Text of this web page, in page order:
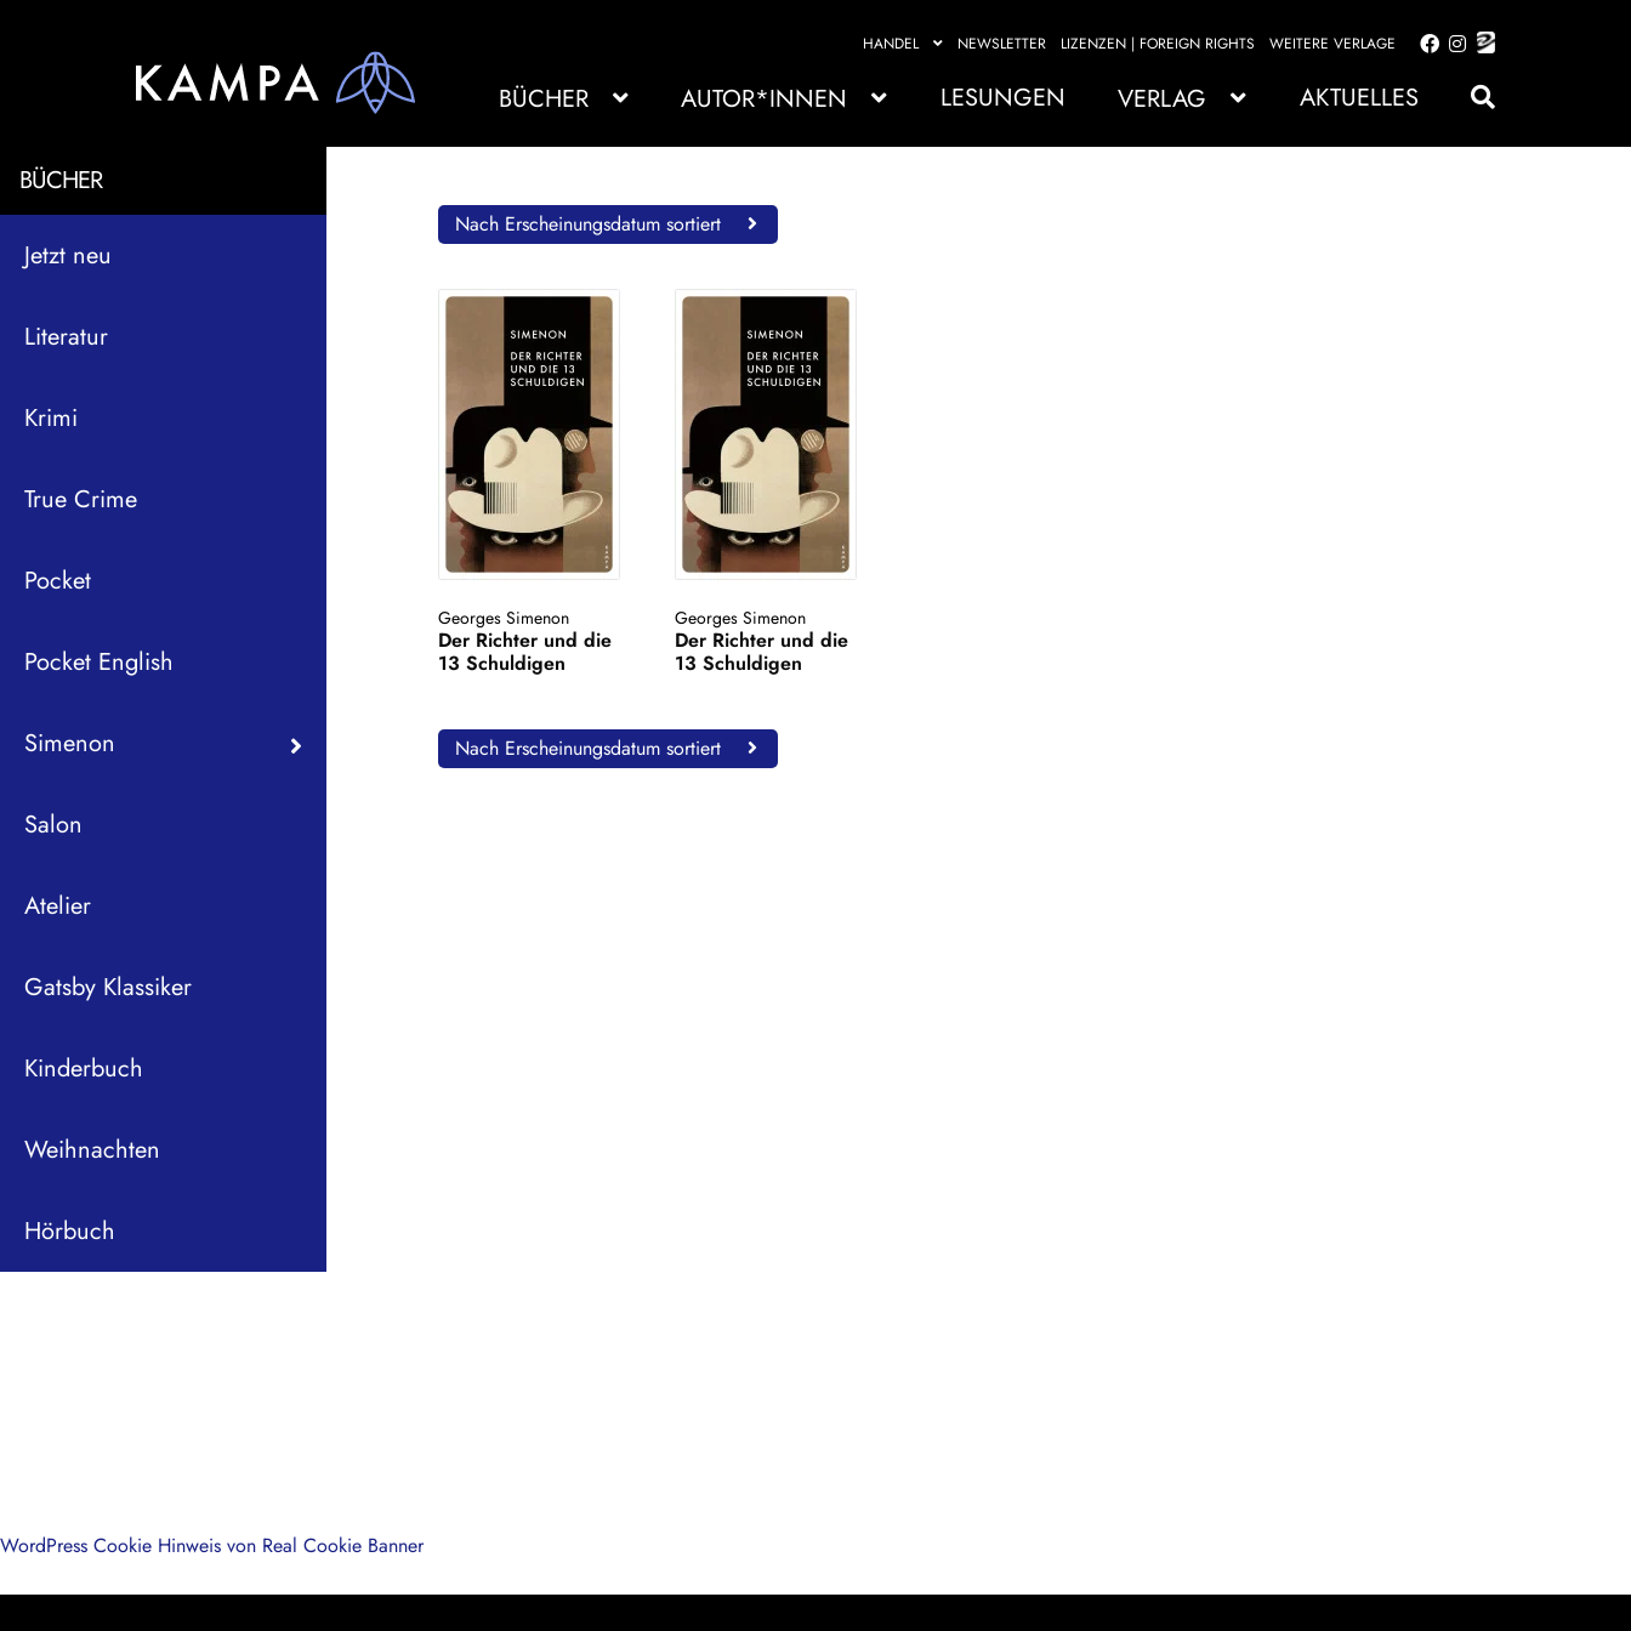
HANDEL NEWSLETTER LIZENZEN | FOREIGN RIGHTS WEITERE VERLAGE
Zur
springen
Zum
springen
BÜCHER AUTOR*INNEN LESUNGEN VERLAG AKTUELLES
BÜCHER
Jetzt neu
Literatur
Krimi
True Crime
Pocket
Pocket English
Simenon
Salon
Atelier
Gatsby Klassiker
Kinderbuch
Weihnachten
Hörbuch
Nach Erscheinungsdatum sortiert
Georges Simenon
Der Richter und die
13 Schuldigen
Georges Simenon
Der Richter und die
13 Schuldigen
Nach Erscheinungsdatum sortiert
WordPress Cookie Hinweis von Real Cookie Banner